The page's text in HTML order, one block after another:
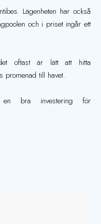
Lägenheten har också
och i priset ingår ett
oftast är lätt att hitta
promenad till havet.
en bra investering för